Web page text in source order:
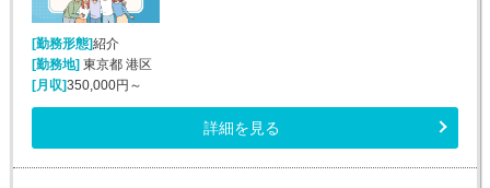
[勤務形態]紹介
[勤務地]東京都 港区
[月収]350,000円～
詳細を見る